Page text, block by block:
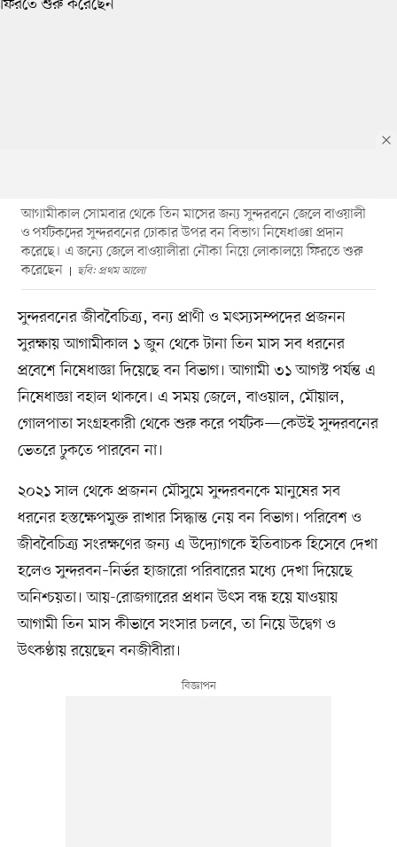
আগামীকাল সোমবার থেকে তিন মাসের জন্য সুন্দরবনে জেলে বাওয়ালী
ও পর্যটকদের সুন্দরবনের ঢোকার উপর বন বিভাগ নিষেধাজ্ঞা প্রদান
করেছে। এ জন্যে জেলে বাওয়ালীরা নৌকা নিয়ে লোকালয়ে ফিরতে শুরু
করেছেন
ছবি: প্রথম আলো
সুন্দরবনের জীববৈচিত্র্য, বন্য প্রাণী ও মৎস্যসম্পদের প্রজনন
সুরক্ষায় আগামীকাল ১ জুন থেকে টানা তিন মাস সব ধরনের
প্রবেশে নিষেধাজ্ঞা দিয়েছে বন বিভাগ। আগামী ৩১ আগস্ট পর্যন্ত এ
নিষেধাজ্ঞা বহাল থাকবে। এ সময় জেলে, বাওয়াল, মৌয়াল,
গোলপাতা সংগ্রহকারী থেকে শুরু করে পর্যটক—কেউই সুন্দরবনের
ভেতরে ঢুকতে পারবেন না।
২০২১ সাল থেকে প্রজনন মৌসুমে সুন্দরবনকে মানুষের সব
ধরনের হস্তক্ষেপমুক্ত রাখার সিদ্ধান্ত নেয় বন বিভাগ। পরিবেশ ও
জীববৈচিত্র্য সংরক্ষণের জন্য এ উদ্যোগকে ইতিবাচক হিসেবে দেখা
হলেও সুন্দরবন–নির্ভর হাজারো পরিবারের মধ্যে দেখা দিয়েছে
অনিশ্চয়তা। আয়-রোজগারের প্রধান উৎস বন্ধ হয়ে যাওয়ায়
আগামী তিন মাস কীভাবে সংসার চলবে, তা নিয়ে উদ্বেগ ও
উৎকণ্ঠায় রয়েছেন বনজীবীরা।